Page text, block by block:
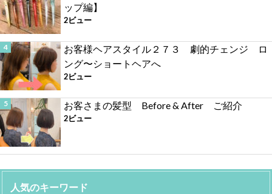
ップ編】
2ビュー
お客様ヘアスタイル２７３ 劇的チェンジ ロ
ング〜ショートヘアへ
2ビュー
お客さまの髪型 Before & After ご紹介
2ビュー
人気のキーワード